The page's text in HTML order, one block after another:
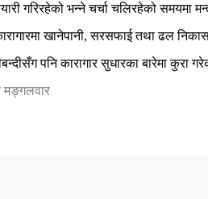
गरिरहेको भन्ने चर्चा चलिरहेको समयमा
खानेपानी, सरसफाई तथा ढल
पनि कारागार सुधारका बारेमा कुरा
मङ्गलवार